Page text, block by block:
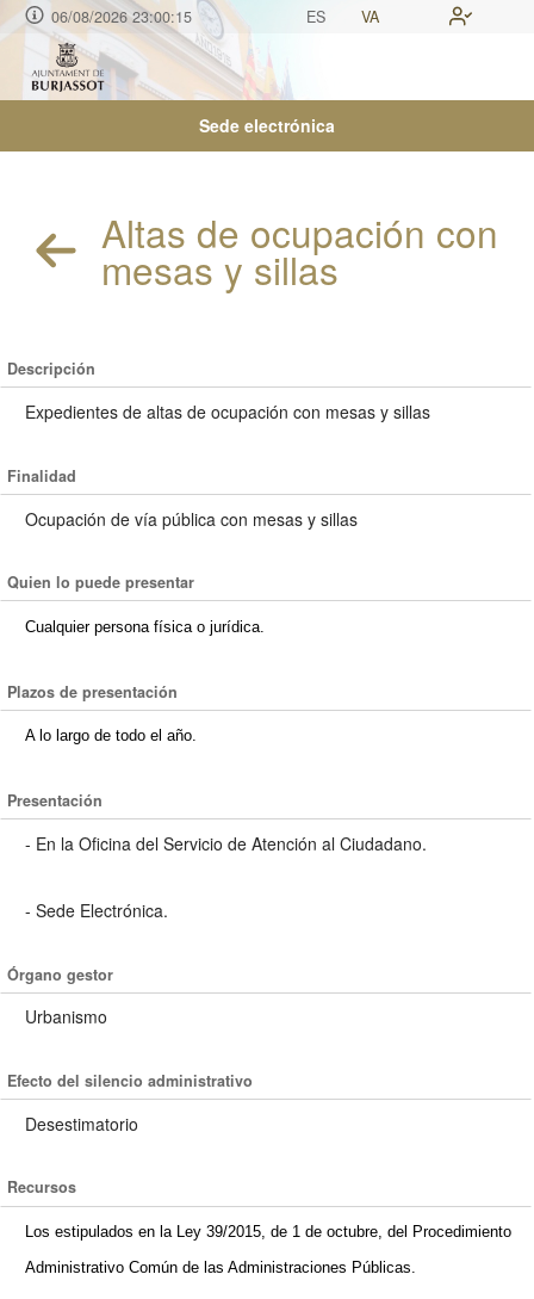
06/08/2026 23:00:16 ES VA
Sede electrónica
Altas de ocupación con
mesas y sillas
Descripción
Expedientes de altas de ocupación con mesas y sillas
Finalidad
Ocupación de vía pública con mesas y sillas
Quien lo puede presentar
Cualquier persona física o jurídica.
Plazos de presentación
A lo largo de todo el año.
Presentación
- En la Oficina del Servicio de Atención al Ciudadano.
- Sede Electrónica.
Órgano gestor
Urbanismo
Efecto del silencio administrativo
Desestimatorio
Recursos
Los estipulados en la Ley 39/2015, de 1 de octubre, del Procedimiento
Administrativo Común de las Administraciones Públicas.